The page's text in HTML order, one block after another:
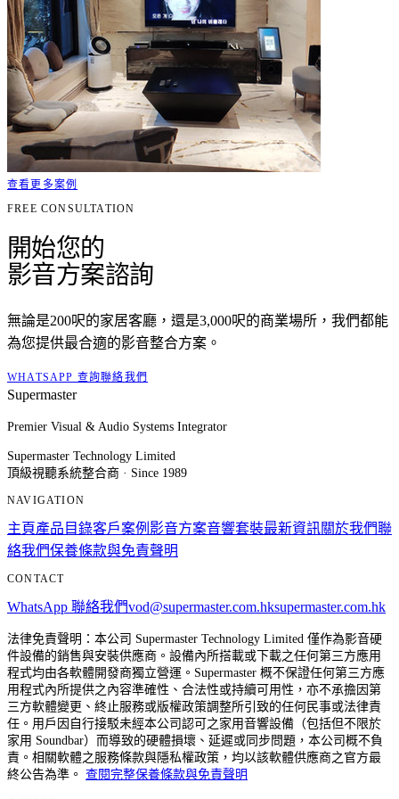
查看更多案例
FREE CONSULTATION
開始您的
影音方案諮詢
無論是200呎的家居客廳，還是3,000呎的商業場所，我們都能
為您提供最合適的影音整合方案。
WHATSAPP 查詢聯絡我們
Supermaster
Premier Visual & Audio Systems Integrator
Supermaster Technology Limited
頂級視聽系統整合商 · Since 1989
NAVIGATION
主頁產品目錄客戶案例 影音方案音響套裝最新資訊關於我們聯
絡我們保養條款與免責聲明
CONTACT
WhatsApp 聯絡我們vod@supermaster.com.hksupermaster.com.hk
法律免責聲明：本公司 Supermaster Technology Limited 僅作為影音硬
件設備的銷售與安裝供應商。設備內所搭載或下載之任何第三方應用
程式均由各軟體開發商獨立營運。Supermaster 概不保證任何第三方應
用程式內所提供之內容準確性、合法性或持續可用性，亦不承擔因第
三方軟體變更、終止服務或版權政策調整所引致的任何民事或法律責
任。用戶因自行接駁未經本公司認可之家用音響設備（包括但不限於
家用 Soundbar）而導致的硬體損壞、延遲或同步問題，本公司概不負
責。相關軟體之服務條款與隱私權政策，均以該軟體供應商之官方最
終公告為準。 查閱完整保養條款與免責聲明